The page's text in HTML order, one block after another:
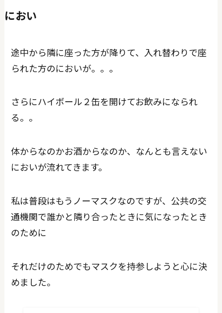
におい
途中から隣に座った方が降りて、入れ替わりで座
られた方のにおいが。。。
さらにハイボール２缶を開けてお飲みになられ
る。。
体からなのかお酒からなのか、なんとも言えない
においが流れてきます。
私は普段はもうノーマスクなのですが、公共の交
通機関で誰かと隣り合ったときに気になったとき
のために
それだけのためでもマスクを持参しようと心に決
めました。